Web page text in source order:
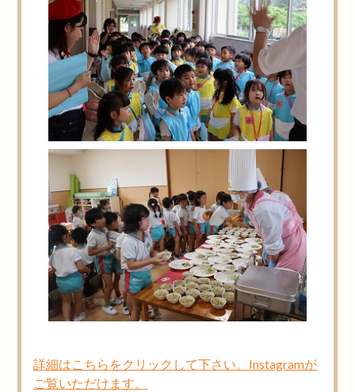
詳細はこちらをクリックして下さい。Instagramが
ご覧いただけます。